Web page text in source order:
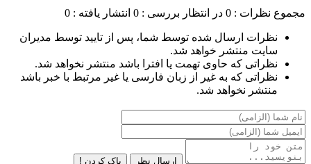
مجموع نظرات : 0 در انتظار بررسی : 0 انتشار یافته : 0
نظرات ارسال شده توسط شما، پس از تایید توسط مدیران
سایت منتشر خواهد شد.
نظراتی که حاوی تهمت یا افترا باشد منتشر نخواهد شد.
نظراتی که به غیر از زبان فارسی یا غیر مرتبط با خبر باشد
منتشر نخواهد شد.
ارسال نظر پاک کردن !